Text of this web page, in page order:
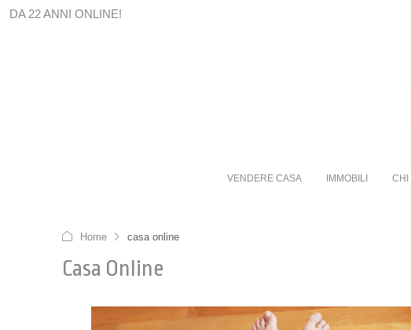
DA 22 ANNI ONLINE!
VENDERE CASA IMMOBILI CHI
Home casa online
Casa Online